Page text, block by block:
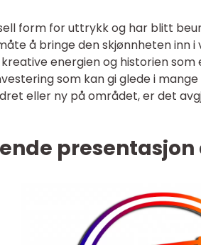
form for uttrykk og har blitt
å bringe den skjønnheten inn
energien og historien
som kan gi glede i
eller ny på området, er det